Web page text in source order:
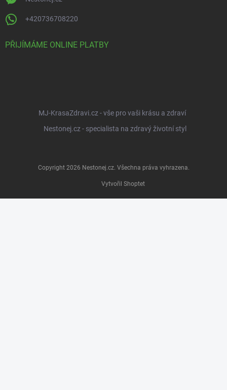
+420736708220
PŘIJÍMÁME ONLINE PLATBY
MJ-KrasaZdravi.cz - vše pro vaši krásu a zdraví
Nestonej.cz - specialista na zdravý životní styl
Vytvořil Shoptet
Copyright 2026 Nestonej.cz. Všechna práva vyhrazena.